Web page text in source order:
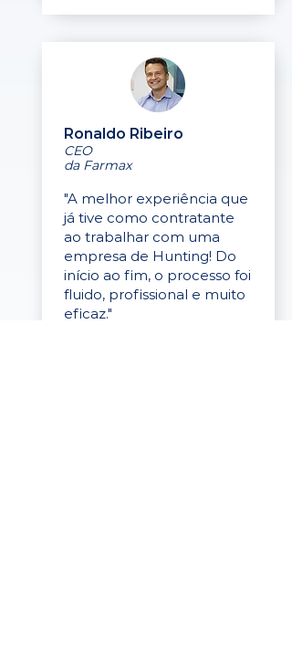
Ronaldo Ribeiro
CEO
da Farmax
"A melhor experiência que
já tive como contratante
ao trabalhar com uma
empresa de Hunting! Do
início ao fim, o processo foi
fluido, profissional e muito
eficaz."